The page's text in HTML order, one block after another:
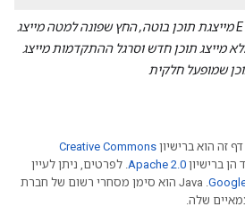
בתצוגת הרשימה הזו, האות E מייצגת תוכן בוטה, החץ שפונה למטה מייצג
מייצג תוכן חדש וסרגל ההתקדמות מייצג
שמופעל חלקית
זה הוא ברישיון Creative Commons
הן ברישיון Apache 2.0 . לפרטים, ניתן לעיין
.‏ Java הוא סימן מסחרי רשום של חברת